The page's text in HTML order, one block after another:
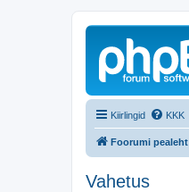
Kiirlingid KKK
Foorumi pealeht
Vahetus